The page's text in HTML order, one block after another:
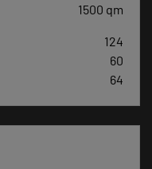
1500 qm
124
60
64